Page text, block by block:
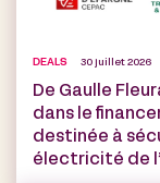
DEALS 30 juillet 2026
De Gaulle
dans le
destinée à
électricité de